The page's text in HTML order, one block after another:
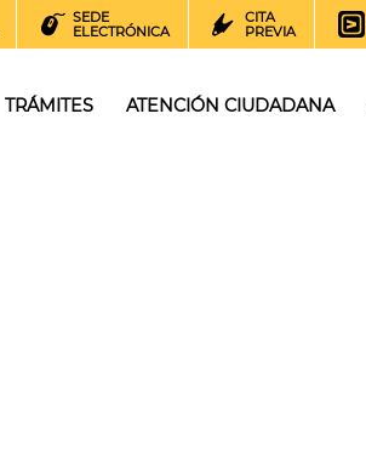
SEDE
ELECTRÓNICA
CITA
PREVIA
TRÁMITES ATENCIÓN CIUDADANA